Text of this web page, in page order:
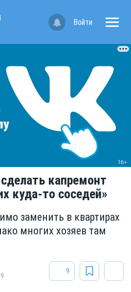
Войти
капремонт
куда-то соседей»
заменить в квартирах
многих хозяев там
9